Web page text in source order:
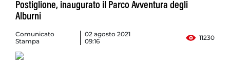
Postiglione, inaugurato il Parco Avventura degli
Alburni
Comunicato
Stampa
02 agosto 2021
09:16
11230